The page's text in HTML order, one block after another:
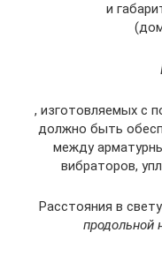
и
, изготовляемых с
должно быть
между
вибраторов,
Расстояния в
продольной